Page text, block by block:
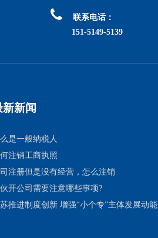

联系电话：
151-5149-5139
新新闻
是一般纳税人
注销工商执照
注册但是没有经营，怎么注销
开公司需要注意哪些事项?
推进制度创新 增强“小个专”主体发展动能